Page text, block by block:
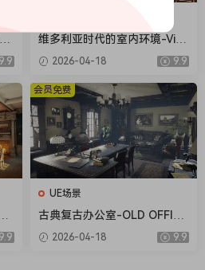
9.9
维多利亚时代的室内环境-Vict
orian Interior Environment
2026-04-18 9.9
9.9
UE场景
古典复古办公室-OLD OFFICE
(MODULAR)
2026-04-18 9.9
会员免费